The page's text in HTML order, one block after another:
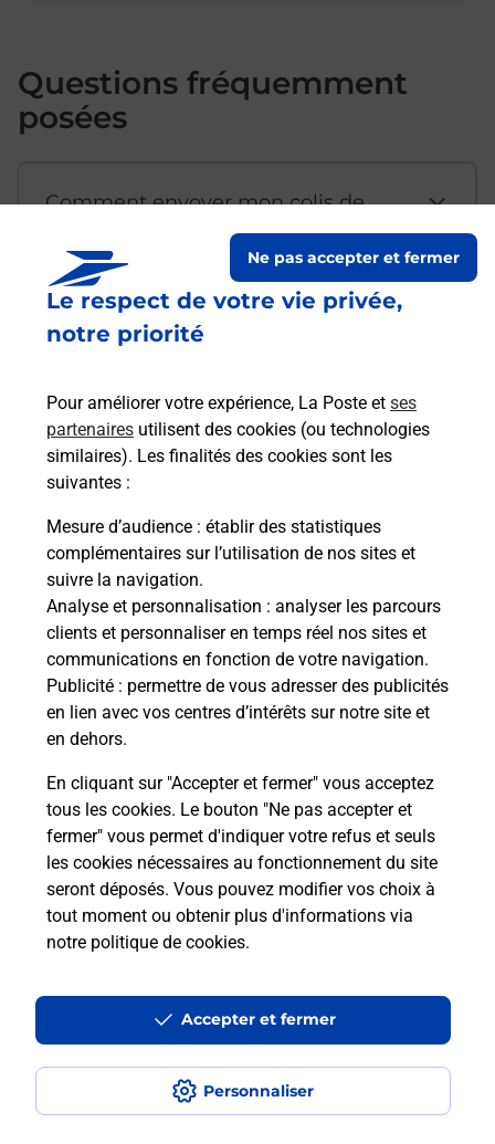
Le respect de votre vie privée,
notre priorité
Pour améliorer votre expérience, La Poste et ses
partenaires utilisent des cookies (ou technologies
similaires). Les finalités des cookies sont les
suivantes :
Mesure d’audience : établir des statistiques
complémentaires sur l’utilisation de nos sites et
suivre la navigation.
Analyse et personnalisation : analyser les parcours
clients et personnaliser en temps réel nos sites et
communications en fonction de votre navigation.
Publicité : permettre de vous adresser des publicités
en lien avec vos centres d’intérêts sur notre site et
en dehors.
En cliquant sur "Accepter et fermer" vous acceptez
tous les cookies. Le bouton "Ne pas accepter et
fermer" vous permet d'indiquer votre refus et seuls
les cookies nécessaires au fonctionnement du site
seront déposés. Vous pouvez modifier vos choix à
tout moment ou obtenir plus d'informations via
notre politique de cookies.
Personnaliser
Ne pas accepter et fermer
Accepter et fermer
Questions fréquemment
posées
Comment envoyer mon colis de
Est-il possible d’acheter un
emballage directement depuis un
Comment demander une
modification de livraison ?
Comment La Poste participe-t-elle
à votre sécurité au quotidien ?
Puis-je passer mon code de la route
avec La Poste et sous quelles
conditions ?
Localiser Liste Lot-et-Garonne ROQUEFORT
Accessibilité : partiellement conforme
Conditions contractuelles
Mentions légales